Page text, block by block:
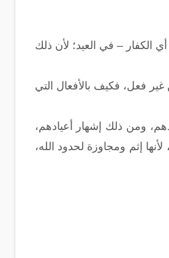
الكفار – في العيد؛ لأن ذلك
فعل، فكيف بالأفعال التي
ومن ذلك إشهار أعيادهم،
إثم ومجاوزة لحدود الله،